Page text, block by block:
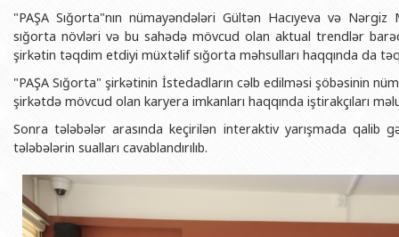
BDU-nun məzunları
Fəxri doktorlarımız
BDU-da təhsil
BDU-da tədris olunan ixtisaslar
Universitet tarixinin ən mühüm hadisələri
İnsan resursları və hüquq şöbəsi
Sənədlər və Müraciətlərlə iş
Maliyyə və təminat Departamenti
Keyfiyyətin təminatı, monitorinq
Psixoloji Yardım Sektoru
İdman-sağlamlıq Mərkəzi
BDU-nun Nəşr Evi
Geologiya fakültəsi
Filologiya fakültəsi
Tarix fakültəsi
Beynəlxalq
Hüquq fakültəsi
İnformasiya və
Şərqşünasliq
"PAŞA Sığorta"nın nümayəndələri Gültən Hacıyeva və
sığorta növləri və bu sahədə mövcud olan aktual trendlər
şirkətin təqdim etdiyi müxtəlif sığorta məhsulları haqqında da
"PAŞA Sığorta" şirkətinin İstedadların cəlb edilməsi şöbəsinin
şirkətdə mövcud olan karyera imkanları haqqında iştirakçıları
Sonra tələbələr arasında keçirilən interaktiv yarışmada qalib
tələbələrin sualları cavablandırılıb.